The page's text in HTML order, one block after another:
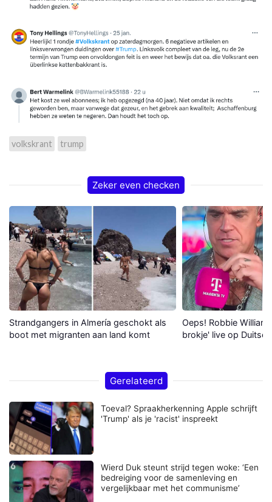
volkskrant trump
Zeker even checken
Strandgangers in Almería geschokt als
boot met migranten aan land komt
Oeps! Robbie
brokje' live op Duitse
Gerelateerd
Toeval? Spraakherkenning Apple schrijft
'Trump' als je 'racist' inspreekt
Wierd Duk steunt strijd tegen woke: ‘Een
bedreiging voor de samenleving en
vergelijkbaar met het communisme’